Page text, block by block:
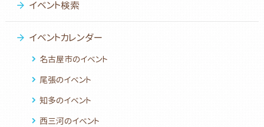
イベント検索
イベントカレンダー
名古屋市のイベント
尾張のイベント
知多のイベント
西三河のイベント